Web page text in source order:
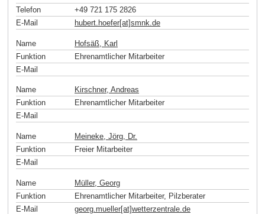
Telefon
+49 721 175 2826
E-Mail
hubert.hoefer[at]smnk de
Name
Hofsäß, Karl
Funktion
Ehrenamtlicher Mitarbeiter
E-Mail
Name
Kirschner, Andreas
Funktion
Ehrenamtlicher Mitarbeiter
E-Mail
Name
Meineke, Jörg, Dr.
Funktion
Freier Mitarbeiter
E-Mail
Name
Müller, Georg
Funktion
Ehrenamtlicher Mitarbeiter, Pilzberater
E-Mail
georg.mueller[at]wetterzentrale de